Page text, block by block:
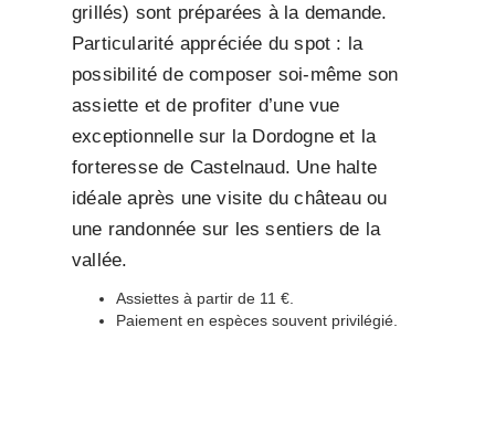
grillés) sont préparées à la demande.
Particularité appréciée du spot : la
possibilité de composer soi-même son
assiette et de profiter d’une vue
exceptionnelle sur la Dordogne et la
forteresse de Castelnaud. Une halte
idéale après une visite du château ou
une randonnée sur les sentiers de la
vallée.
Assiettes à partir de 11 €.
Paiement en espèces souvent privilégié.